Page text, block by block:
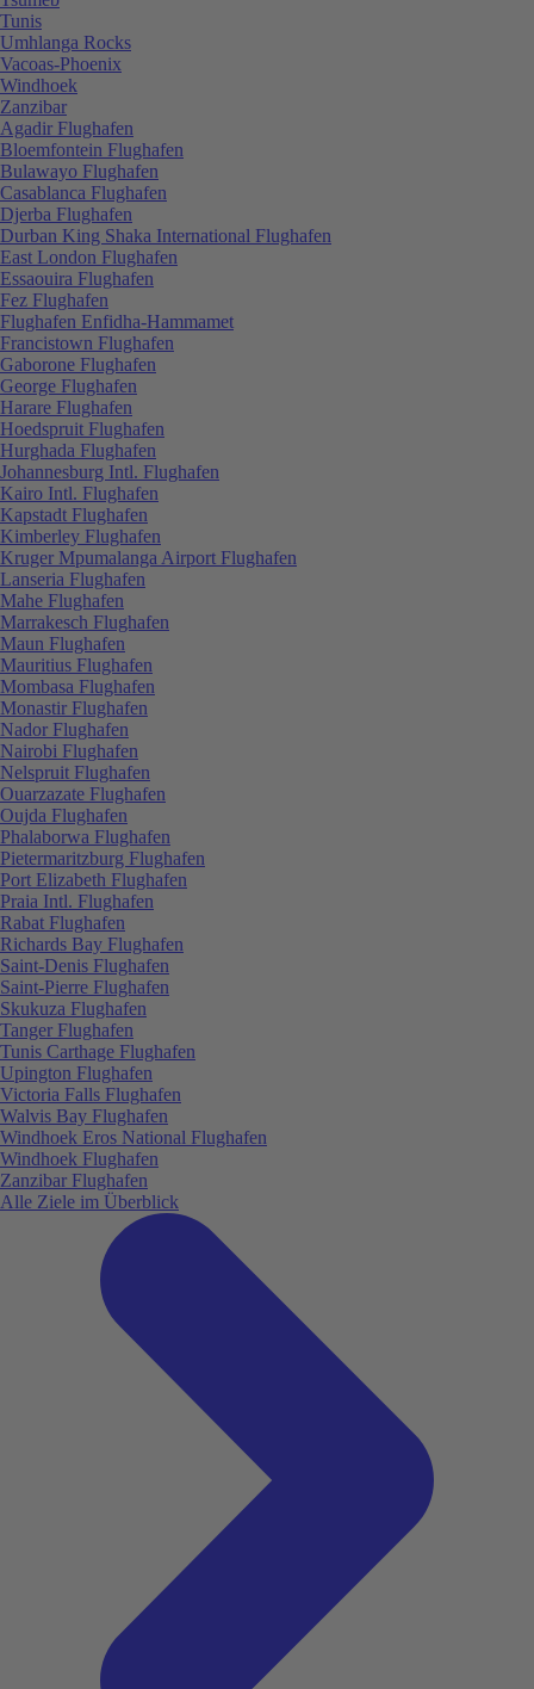
Tunis
Umhlanga Rocks
Vacoas-Phoenix
Windhoek
Zanzibar
Agadir Flughafen
Bloemfontein Flughafen
Bulawayo Flughafen
Casablanca Flughafen
Djerba Flughafen
Durban King Shaka International Flughafen
East London Flughafen
Essaouira Flughafen
Fez Flughafen
Flughafen Enfidha-Hammamet
Francistown Flughafen
Gaborone Flughafen
George Flughafen
Harare Flughafen
Hoedspruit Flughafen
Hurghada Flughafen
Johannesburg Intl. Flughafen
Kairo Intl. Flughafen
Kapstadt Flughafen
Kimberley Flughafen
Kruger Mpumalanga Airport Flughafen
Lanseria Flughafen
Mahe Flughafen
Marrakesch Flughafen
Maun Flughafen
Mauritius Flughafen
Mombasa Flughafen
Monastir Flughafen
Nador Flughafen
Nairobi Flughafen
Nelspruit Flughafen
Ouarzazate Flughafen
Oujda Flughafen
Phalaborwa Flughafen
Pietermaritzburg Flughafen
Port Elizabeth Flughafen
Praia Intl. Flughafen
Rabat Flughafen
Richards Bay Flughafen
Saint-Denis Flughafen
Saint-Pierre Flughafen
Skukuza Flughafen
Tanger Flughafen
Tunis Carthage Flughafen
Upington Flughafen
Victoria Falls Flughafen
Walvis Bay Flughafen
Windhoek Eros National Flughafen
Windhoek Flughafen
Zanzibar Flughafen
Alle Ziele im Überblick